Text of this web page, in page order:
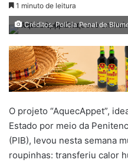
1 minuto de leitura
Créditos: Polícia Penal de
O projeto “AquecAppet”,
Estado por meio da
(PIB), levou nesta semana
roupinhas: transferiu calor